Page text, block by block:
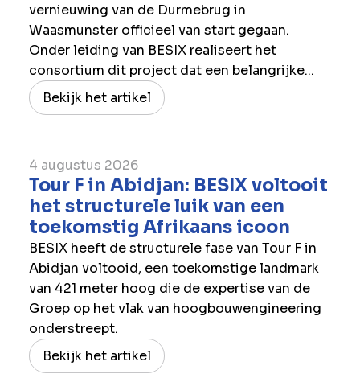
vernieuwing van de Durmebrug in
Waasmunster officieel van start gegaan.
Onder leiding van BESIX realiseert het
consortium dit project dat een belangrijke...
Bekijk het artikel
4 augustus 2026
Tour F in Abidjan: BESIX voltooit
het structurele luik van een
toekomstig Afrikaans icoon
BESIX heeft de structurele fase van Tour F in
Abidjan voltooid, een toekomstige landmark
van 421 meter hoog die de expertise van de
Groep op het vlak van hoogbouwengineering
onderstreept.
Bekijk het artikel